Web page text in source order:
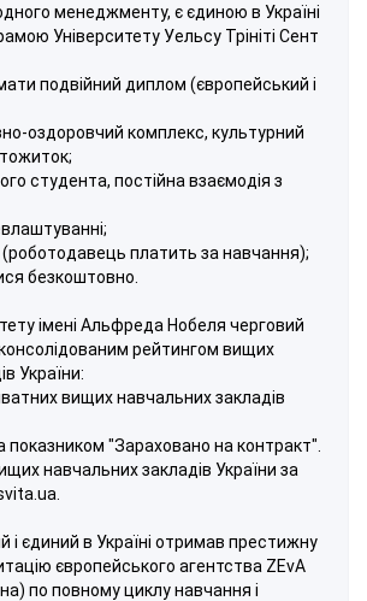
менеджменту, є єдиною в Україні
Університету Уельсу Трініті Сент
подвійний диплом (європейський і
оздоровчий комплекс, культурний
студента, постійна взаємодія з
(роботодавець платить за навчання);
безкоштовно.
імені Альфреда Нобеля черговий
рейтингом вищих
України:
вищих навчальних закладів
показником "Зараховано на контракт".
навчальних закладів України за
і єдиний в Україні отримав престижну
європейського агентства ZEvA
по повному циклу навчання і